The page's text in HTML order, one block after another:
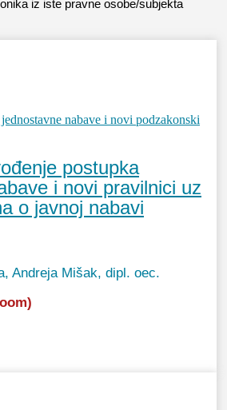
iz iste pravne osobe/subjekta
postupka
i novi pravilnici uz
o javnoj nabavi
Andreja Mišak, dipl. oec.